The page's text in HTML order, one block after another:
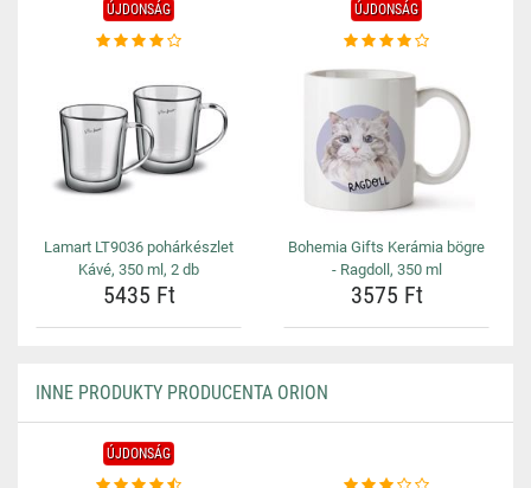
ÚJDONSÁG
Lamart LT9036 pohárkészlet
Kávé, 350 ml, 2 db
5435 Ft
ÚJDONSÁG
Bohemia Gifts Kerámia bögre
- Ragdoll, 350 ml
3575 Ft
INNE PRODUKTY PRODUCENTA ORION
ÚJDONSÁG